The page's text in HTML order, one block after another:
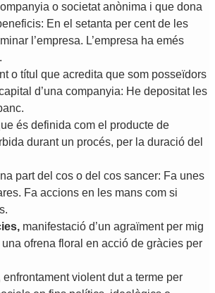
o societat anònima i que dona
: En el setanta per cent de les
’empresa. L’empresa ha emés
.
o títul que acredita que som posseïdors
d’una companyia: He depositat les
.
és definida com el producte de
durant un procés, per la duració del
part del cos o del cos sancer: Fa unes
. Fa accions en les mans com si
.
, manifestació d’un agraïment per mig
una ofrena floral en acció de gràcies per
enfrontament violent dut a terme per